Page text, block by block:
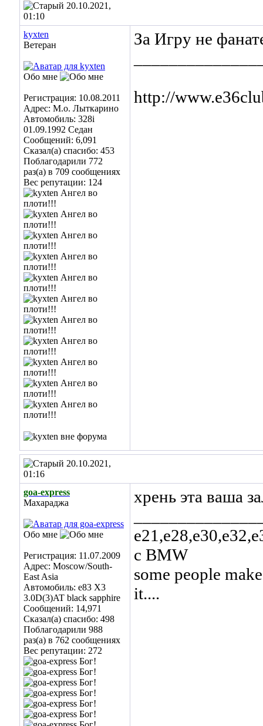
20.10.2021,
01:10
kyxten
Ветеран
Обо мне
Регистрация: 10.08.2011
Адрес: М.о. Лыткарино
Автомобиль: 328i
01.09.1992 Седан
Сообщений: 6,091
Сказал(а) спасибо: 453
Поблагодарили 772
раз(а) в 709 сообщениях
Вес репутации: 124
За Игру не
http://
20.10.2021,
01:16
goa-express
Махараджа
Обо мне
Регистрация: 11.07.2009
Адрес: Moscow/South-
East Asia
Автомобиль: е83 Х3
3.0D(3)AT black sapphire
Сообщений: 14,971
Сказал(а) спасибо: 498
Поблагодарили 988
раз(а) в 762 сообщениях
Вес репутации: 272
хрень эта ваша
с BMW
some people
it....